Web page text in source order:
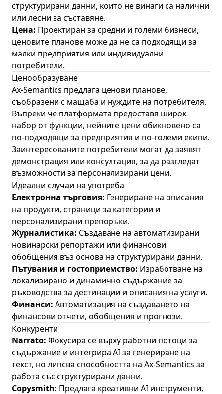
структурирани данни, които не винаги са налични
или лесни за съставяне.
Цена: Проектиран за средни и големи бизнеси,
ценовите планове може да не са подходящи за
малки предприятия или индивидуални
потребители.
Ценообразуване
Ax-Semantics предлага ценови планове,
съобразени с мащаба и нуждите на потребителя.
Въпреки че платформата предоставя широк
набор от функции, нейните цени обикновено са
по-подходящи за предприятия и по-големи екипи.
Заинтересованите потребители могат да заявят
демонстрация или консултация, за да разгледат
възможности за персонализирани цени.
Идеални случаи на употреба
Електронна търговия: Генериране на описания
на продукти, страници за категории и
персонализирани препоръки.
Журналистика: Създаване на автоматизирани
новинарски репортажи или финансови
обобщения въз основа на структурирани данни.
Пътувания и гостоприемство: Изработване на
локализирано и динамично съдържание за
ръководства за дестинации и описания на услуги.
Финанси: Автоматизация на създаването на
финансови отчети, обобщения и прогнози.
Конкуренти
Narrato: Фокусира се върху работни потоци за
съдържание и интегрира AI за генериране на
текст, но липсва способността на Ax-Semantics за
работа със структурирани данни.
Copysmith: Предлага креативни AI инструменти,